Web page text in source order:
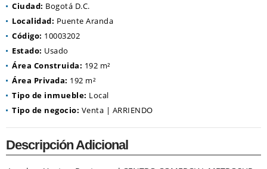
Ciudad: Bogotá D.C.
Localidad: Puente Aranda
Código: 10003202
Estado: Usado
Área Construida: 192 m²
Área Privada: 192 m²
Tipo de inmueble: Local
Tipo de negocio: Venta | ARRIENDO
Descripción Adicional